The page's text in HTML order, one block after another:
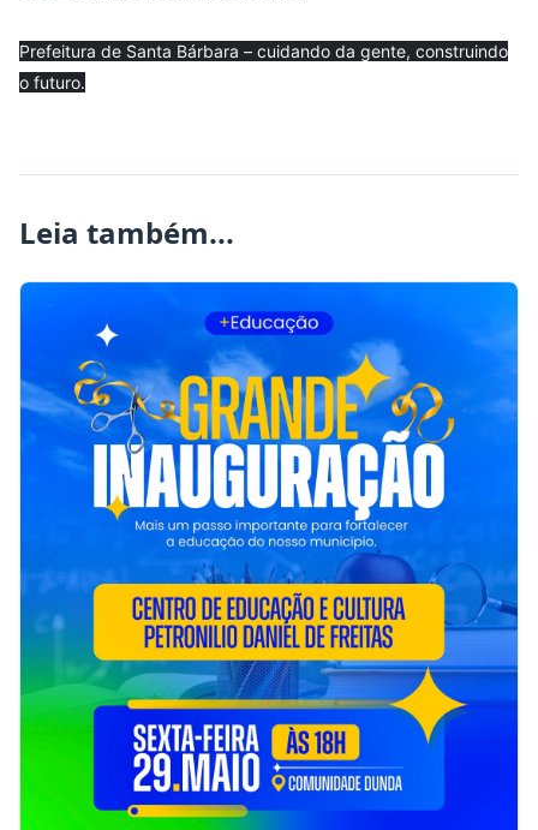
Prefeitura de Santa Bárbara – cuidando da gente, construindo
o futuro.
Leia também...